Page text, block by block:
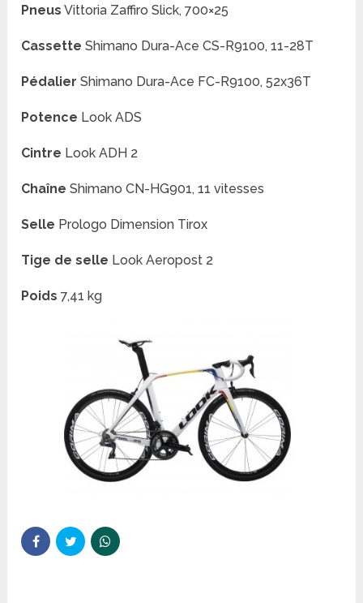
Pneus Vittoria Zaffiro Slick, 700×25
Cassette Shimano Dura-Ace CS-R9100, 11-28T
Pédalier Shimano Dura-Ace FC-R9100, 52x36T
Potence Look ADS
Cintre Look ADH 2
Chaîne Shimano CN-HG901, 11 vitesses
Selle Prologo Dimension Tirox
Tige de selle Look Aeropost 2
Poids 7,41 kg